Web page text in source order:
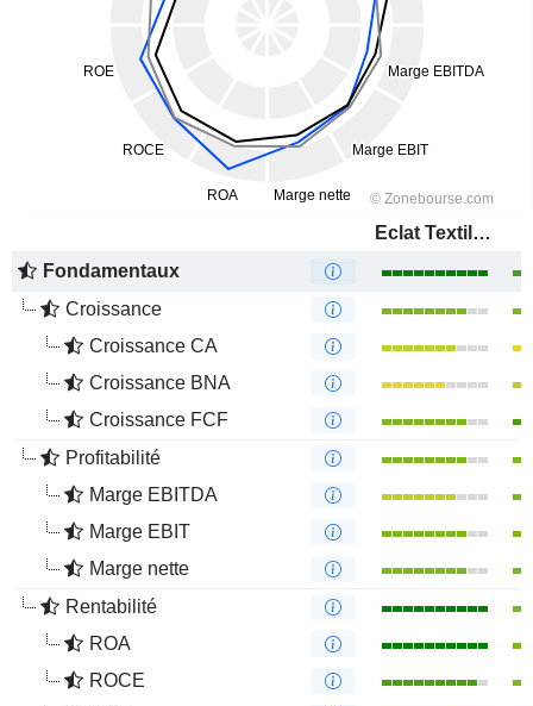
Eclat Textile Co., Ltd.
Fondamentaux
Croissance
Croissance CA
Croissance BNA
Croissance FCF
Profitabilité
Marge EBITDA
Marge EBIT
Marge nette
Rentabilité
ROA
ROCE